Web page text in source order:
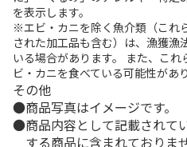
を表示します。
※エビ・カニを除く魚介類（これ
された加工品も含む）は、漁獲漁
いる場合があります。 また、こ
ビ・カニを食べている可能性があ
その他
商品写真はイメージです。
商品内容として記載されて
する商品に含まれておりま